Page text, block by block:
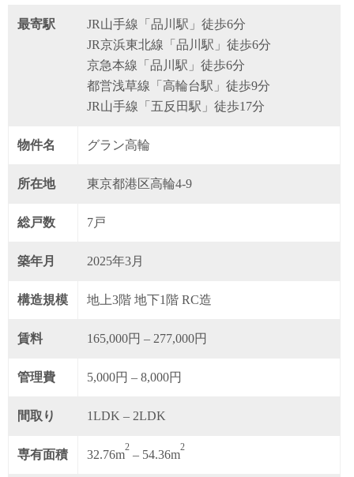
最寄駅
JR山手線「品川駅」徒歩6分
JR京浜東北線「品川駅」徒歩6分
京急本線「品川駅」徒歩6分
都営浅草線「高輪台駅」徒歩9分
JR山手線「五反田駅」徒歩17分
物件名 グラン高輪
所在地 東京都港区高輪4-9
総戸数 7戸
築年月 2025年3月
構造規模 地上3階 地下1階 RC造
賃料 165,000円 – 277,000円
管理費 5,000円 – 8,000円
間取り 1LDK – 2LDK
専有面積 32.76m
2
– 54.36m
2